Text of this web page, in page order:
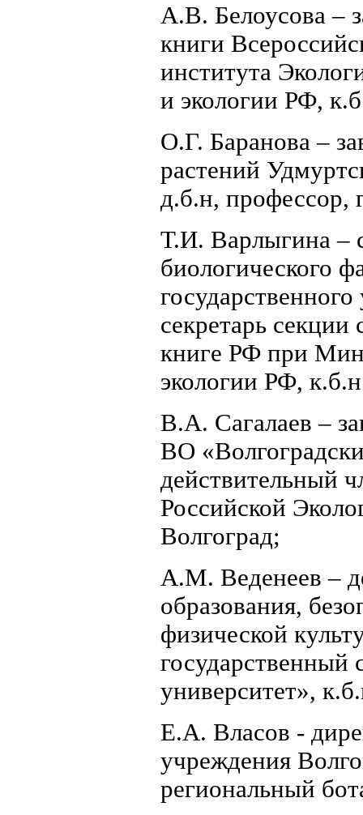
А.В. Белоусова –
книги
института
и экологии РФ,
О.Г. Баранова –
растений
д.б.н, профессор,
Т.И. Варлыгина –
биологического
секретарь
книге РФ при
экологии РФ,
В.А. Сагалаев –
ВО
действительный
Российской
Волгоград;
А.М. Веденеев –
образования,
физической
государственный
университет»,
Е.А. Власов -
учреждения
региональный